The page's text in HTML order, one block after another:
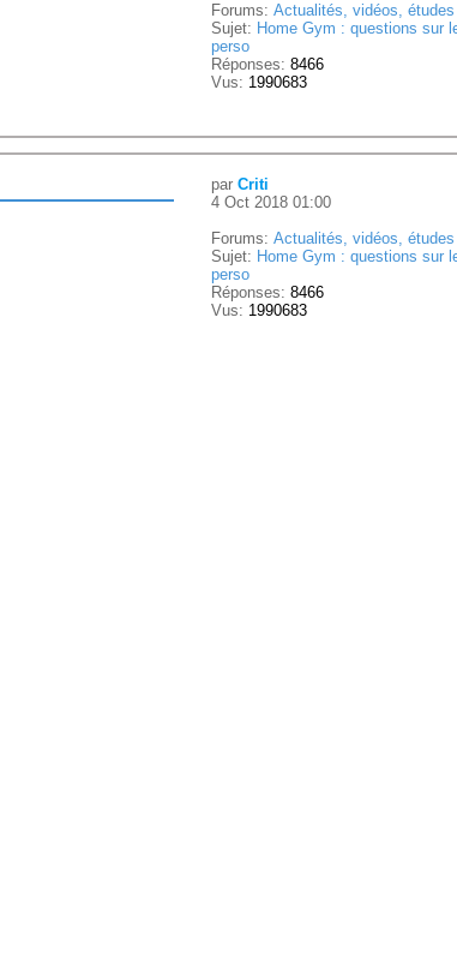
Forums:Actualités, vidéos,
Sujet: Home Gym : questions sur
perso
Réponses:8466
Vus: 1990683
parCriti
4 Oct 2018 01:00
Forums:Actualités, vidéos,
Sujet: Home Gym : questions sur
perso
Réponses:8466
Vus: 1990683